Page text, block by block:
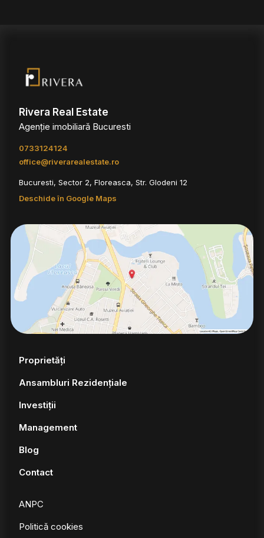
Rivera Real Estate
Agenție imobiliară Bucuresti
0733124124
office@riverarealestate.ro
Bucuresti, Sector 2, Floreasca, Str. Glodeni 12
Deschide în Google Maps
Proprietăți
Ansambluri Rezidențiale
Investiții
Management
Blog
Contact
ANPC
Politică cookies